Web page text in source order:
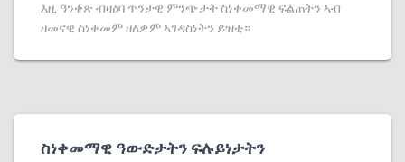
እዚ ዓንቀጽ ብዛዕባ ጥንታዊ ምንጭታት ስነቀመማዊ ፍልጠትን ኣብ
ዘመናዊ ስነቀመም ዘለዎም ኣገዳስነትን ይዝቲ።
ስነቀመማዊ ዓውድታትን ፍሉይነታትን